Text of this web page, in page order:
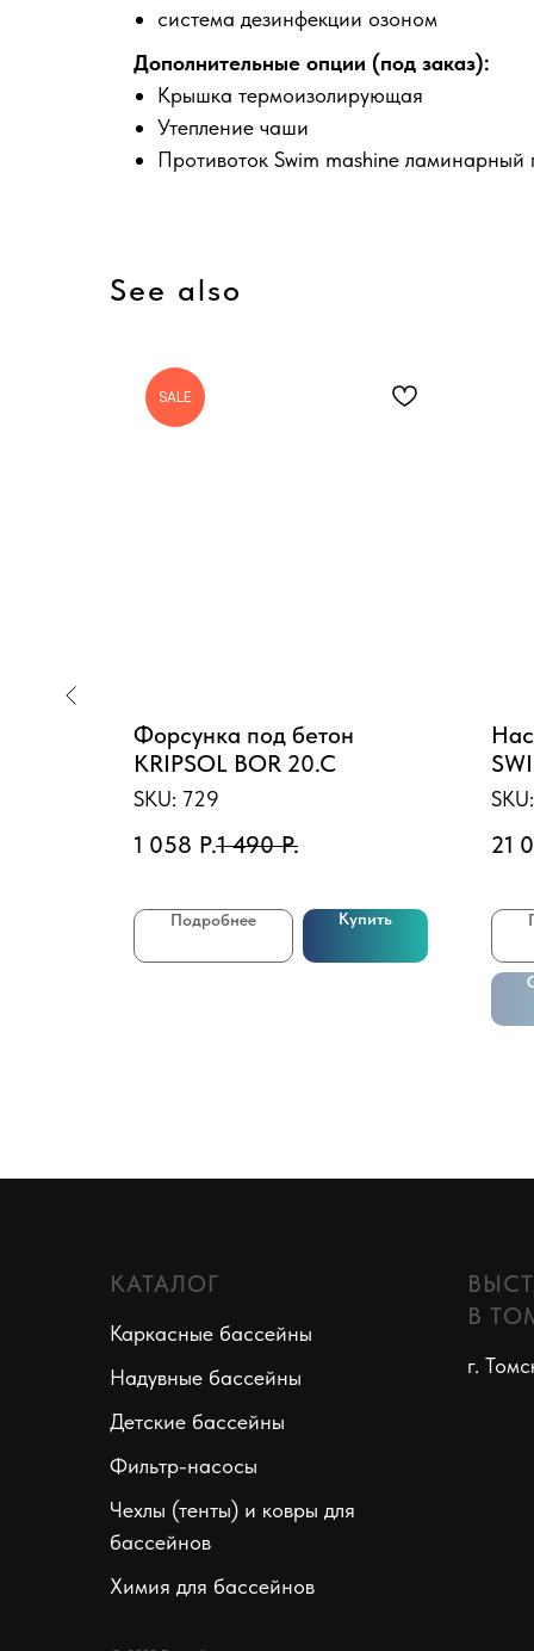
система дезинфекции озоном
Дополнительные опции (под заказ):
Крышка термоизолирующая
Утепление чаши
Противоток Swim mashine
See also
SALE
Форсунка под бетон
KRIPSOL BOR 20.C
SKU: 729
1 058 Р.1 490 Р.
Подробнее Купить
1HP)
SKU:
21
КАТАЛОГ
Каркасные бассейны
Надувные бассейны
Детские бассейны
Фильтр-насосы
Чехлы (тенты) и ковры для
бассейнов
Химия для бассейнов
В
г.